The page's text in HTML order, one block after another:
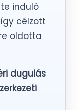
induló
célzott
oldotta
dugulás